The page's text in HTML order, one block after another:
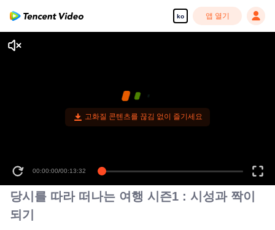
ko 앱 열기
00:00:00/00:13:32
당시를 따라 떠나는 여행 시즌1 : 시성과 짝이
되기